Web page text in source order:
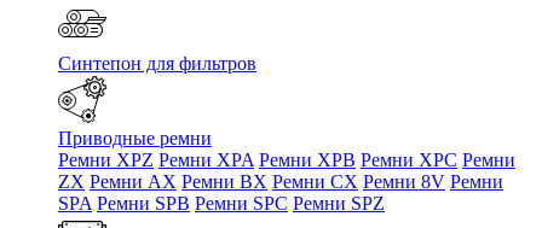
Синтепон для фильтров
Приводные ремни
Ремни XPZ Ремни XPA Ремни XPB Ремни XPC Ремни
ZX Ремни AX Ремни BX Ремни CX Ремни 8V Ремни
SPA Ремни SPB Ремни SPC Ремни SPZ